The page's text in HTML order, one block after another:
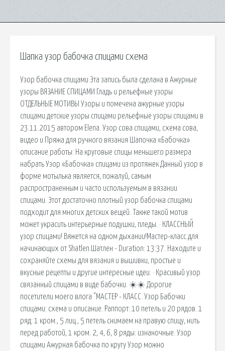
Шапка узор бабочка спицами схема
Узор бабочка спицами Эта запись была сделана в Ажурные
узоры ВЯЗАНИЕ СПИЦАМИ Гладь и рельефные узоры
ОТДЕЛЬНЫЕ МОТИВЫ Узоры и помечена ажурные узоры
спицами детские узоры спицами рельефные узоры спицами в
23.11.2015 автором Elena. Узор сова спицами, схема сова,
видео и Пряжа для ручного вязания Шапочка «Бабочка»
описание работы: На круговые спицы меньшего размера
набрать Узор «Бабочка» спицами из протяжек Данный узор в
форме мотылька является, пожалуй, самым
распространенным и часто используемым в вязании
спицами. Этот достаточно плотный узор бабочка спицами
подходит для многих детских вещей. Также такой мотив
может украсить интерьерные подушки, пледы. · КЛАССНЫЙ
узор спицами! Вяжется на одном дыхании!Мастер-класс для
начинающих от Shatlen.Шатлен - Duration: 13:37. Находите и
сохраняйте схемы для вязания и вышивки, простые и
вкусные рецепты и другие интересные идеи. · Красивый узор
связанный спицами в виде бабочки. ☀️☀️ Дорогие
посетители моего влога "МАСТЕР - КЛАСС. Узор Бабочки
спицами: схема и описание. Раппорт: 10 петель и 20 рядов. 1
ряд: 1 кром., 5 лиц., 5 петель снимаем на правую спицу, нить
перед работой, 1 кром. 2, 4, 6, 8 ряды: изнаночные. Узор
спицами Ажурная бабочка по кругу Узор можно